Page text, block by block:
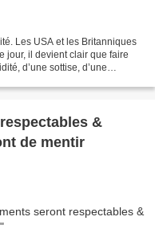
Les USA et les Britanniques
jour, il devient clair que faire
d’une sottise, d’une
&
de mentir